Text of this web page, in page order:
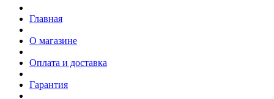
Главная
О магазине
Оплата и доставка
Гарантия